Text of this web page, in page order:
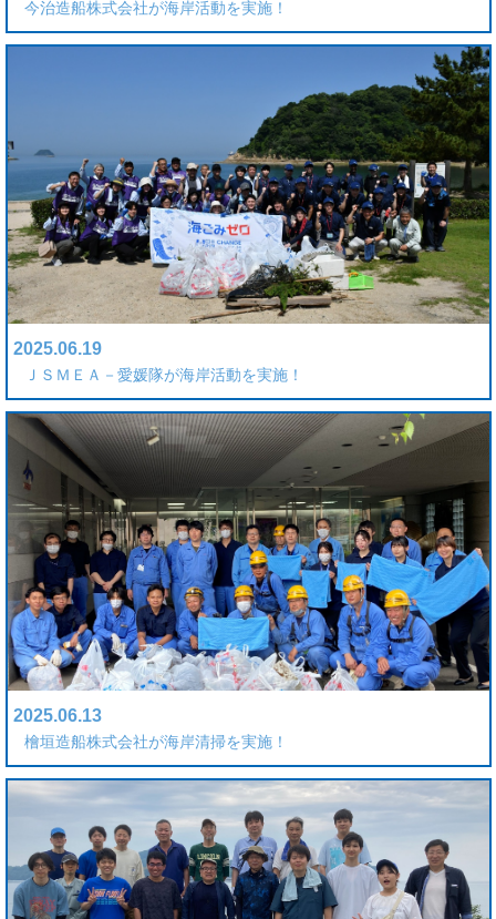
今治造船株式会社が海岸活動を実施！
2025.06.19
ＪＳＭＥＡ－愛媛隊が海岸活動を実施！
2025.06.13
檜垣造船株式会社が海岸清掃を実施！